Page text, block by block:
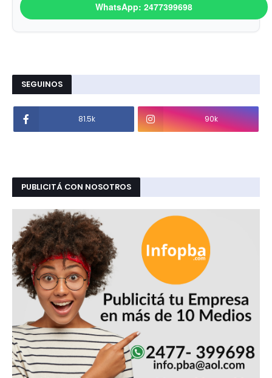
WhatsApp: 2477399698
SEGUINOS
81.5k 90k
PUBLICITÁ CON NOSOTROS